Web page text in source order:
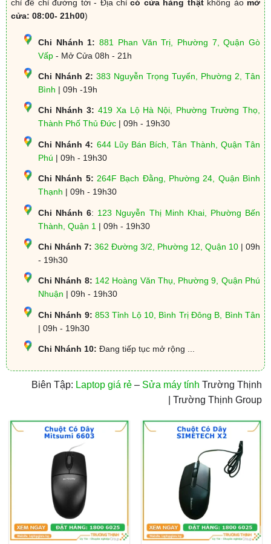
chỉ để chỉ đường tới - Địa chỉcó cửa hàng thậtkhông ảo mở
cửa: 08:00- 21h00)
Chi Nhánh 1: 881 Phan Văn Trị, Phường 7, Quận Gò
Vấp - Mở Cửa 08h - 21h
Chi Nhánh 2: 383 Nguyễn Trọng Tuyển, Phường 2, Tân
Bình | 09h -19h
Chi Nhánh 3: 419 Xa Lộ Hà Nội, Phường Trường Thọ,
Thành Phố Thủ Đức | 09h - 19h30
Chi Nhánh 4: 644 Lũy Bán Bích, Tân Thành, Quận Tân
Phú | 09h - 19h30
Chi Nhánh 5: 264F Bạch Đằng, Phường 24, Quận Bình
Thạnh | 09h - 19h30
Chi Nhánh 6: 123 Nguyễn Thị Minh Khai, Phường Bến
Thành, Quận 1 | 09h - 19h30
Chi Nhánh 7: 362 Đường 3/2, Phường 12, Quận 10 | 09h
- 19h30
Chi Nhánh 8: 142 Hoàng Văn Thụ, Phường 9, Quận Phú
Nhuận | 09h - 19h30
Chi Nhánh 9: 853 Tỉnh Lộ 10, Bình Trị Đông B, Bình Tân
| 09h - 19h30
Chi Nhánh 10: Đang tiếp tục mở rộng ...
Biên Tập: Laptop giá rẻ – Sửa máy tính Trường Thịnh
| Trường Thịnh Group